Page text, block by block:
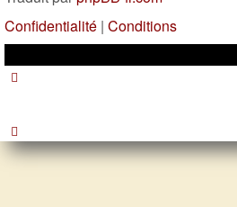
Confidentialité | Conditions